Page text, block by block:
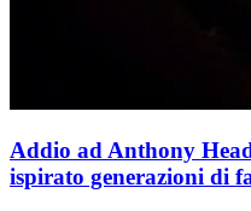
Addio ad Anthony
ispirato generazioni di